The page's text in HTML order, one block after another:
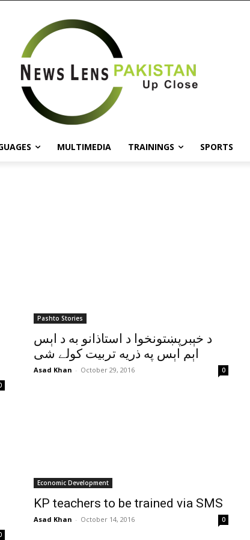
MULTIMEDIA TRAININGS SPORTS
Pashto Stories
د خېبرپښتونخوا د استاذانو به د اېس
اېم اېس په ذريه تربيت کولے شى
Asad Khan - October 29, 2016 0
Economic Development
KP teachers to be trained via SMS
Asad Khan - October 14, 2016 0